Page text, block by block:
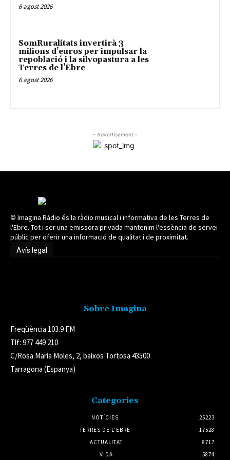
6 agost 2026
SomRuralitats invertirà 3
milions d’euros per impulsar la
repoblació i la silvopastura a les
Terres de l’Ebre
6 agost 2026
- Advertisement -
© Imagina Ràdio és la ràdio musical i informativa de les Terres de
l'Ebre. Tot i ser una emissora privada mantenim l'essència de servei
públic per oferir una informació de qualitat i de proximitat.
Avís legal
Sobre Imagina
Freqüència 103.9 FM
Tlf: 977 449 210
C/Rosa Maria Moles, 2, baixos Tortosa 43500
Tarragona (Espanya)
Categories
NOTÍCIES
25223
TERRES DE L'EBRE
17528
ACTUALITAT
8717
VIDA
5874